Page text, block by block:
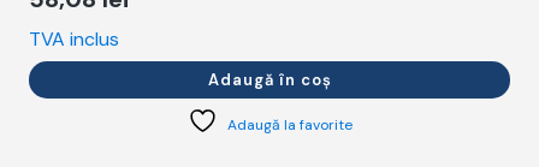
TVA inclus
Adaugă în coș
Adaugă la favorite